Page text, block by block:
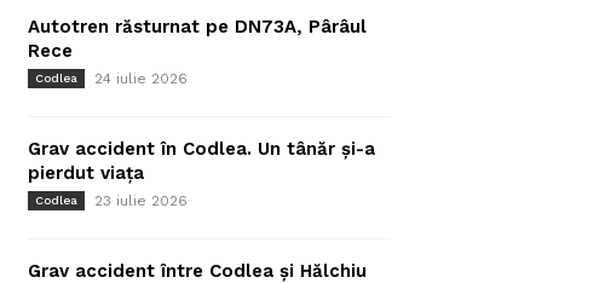
Autotren răsturnat pe DN73A, Pârâul
Rece
Codlea 24 iulie 2026
Grav accident în Codlea. Un tânăr și-a
pierdut viața
Codlea 23 iulie 2026
Grav accident între Codlea și Hălchiu